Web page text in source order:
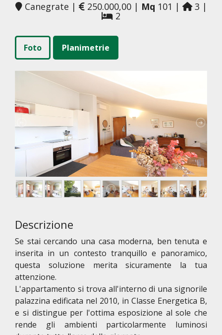
Canegrate | 250.000,00 | Mq 101 | 3 |
2
Foto Planimetrie
Descrizione
Se stai cercando una casa moderna, ben tenuta e
inserita in un contesto tranquillo e panoramico,
questa soluzione merita sicuramente la tua
attenzione.
L'appartamento si trova all'interno di una signorile
palazzina edificata nel 2010, in Classe Energetica B,
e si distingue per l'ottima esposizione al sole che
rende gli ambienti particolarmente luminosi